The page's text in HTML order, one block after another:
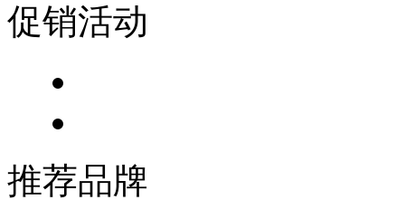
促销活动
推荐品牌